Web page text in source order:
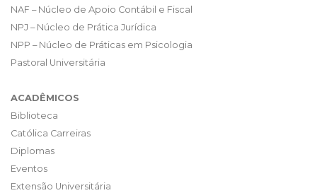
NAF – Núcleo de Apoio Contábil e Fiscal
NPJ – Núcleo de Prática Jurídica
NPP – Núcleo de Práticas em Psicologia
Pastoral Universitária
ACADÊMICOS
Biblioteca
Católica Carreiras
Diplomas
Eventos
Extensão Universitária